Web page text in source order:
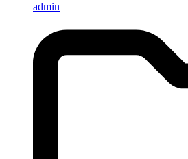
admin